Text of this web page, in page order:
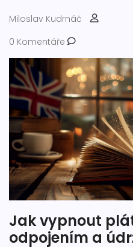
Miloslav Kudrnáč
0 Komentáře
Jak vypnout
odpojením a